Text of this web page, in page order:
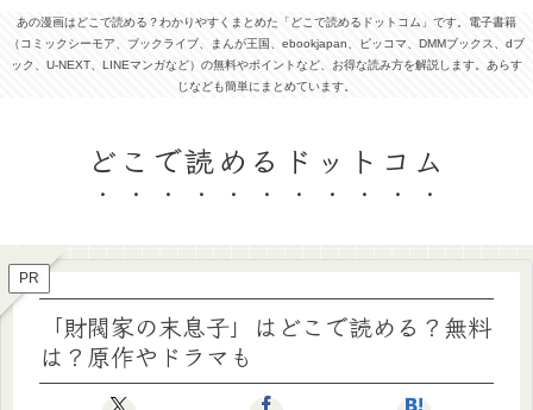
あの漫画はどこで読める？わかりやすくまとめた「どこで読めるドットコム」です。電子書籍
（コミックシーモア、ブックライブ、まんが王国、ebookjapan、ピッコマ、DMMブックス、dブ
ック、U-NEXT、LINEマンガなど）の無料やポイントなど、お得な読み方を解説します。あらす
じなども簡単にまとめています。
どこで読めるドットコム
PR
「財閥家の末息子」はどこで読める？無料
は？原作やドラマも